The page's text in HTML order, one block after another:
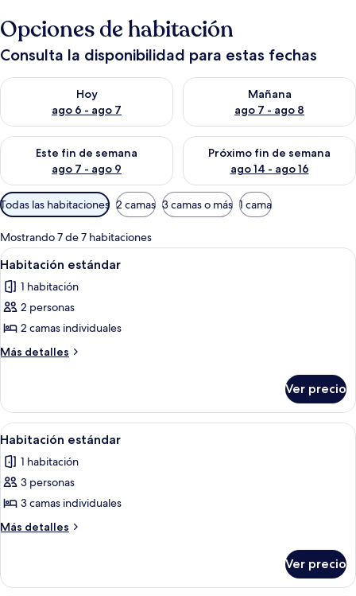
Opciones de habitación
Consulta la disponibilidad para estas fechas
Hoy
ago 6 - ago 7
Consulta la disponibilidad para hoy ago 6 - ago 7
Mañana
ago 7 - ago 8
Consulta la disponibilidad
Este fin de semana
ago 7 - ago 9
Consulta la disponibilidad para este fin de semana ago 7 -
Próximo fin de semana
ago 14 - ago 16
Consulta la disponibilidad
Filtros
disponibles
para
las
habitaciones
Todas las habitaciones 2 camas 3 camas o más 1 cama
Mostrando 7 de 7 habitaciones
Abrir
todas
las
fotos
de
Habitación
Escritorio, espacio para trabajar con
7
Habitación estándar
1 habitación
2 personas
2 camas individuales
Más detalles
Más
estándar
Ver precio
Abrir
todas
las
fotos
de
Habitación
Una habitación con tres camas
4
Habitación estándar
1 habitación
3 personas
3 camas individuales
Más detalles
Más
estándar
Ver precio